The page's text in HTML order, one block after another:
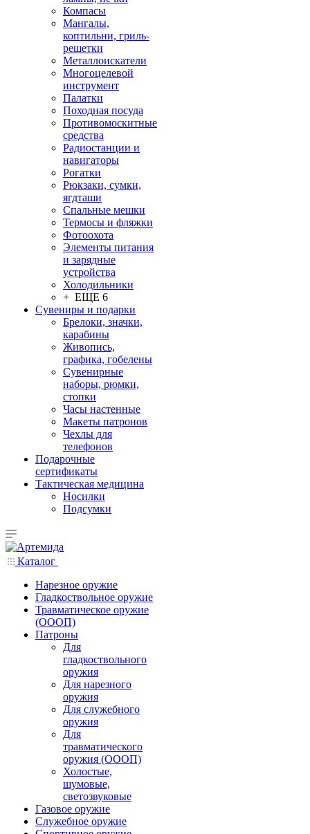
Компасы
Мангалы,
коптильни, гриль-
решетки
Металлоискатели
Многоцелевой
инструмент
Палатки
Походная посуда
Противомоскитные
средства
Радиостанции и
навигаторы
Рогатки
Рюкзаки, сумки,
ягдташи
Спальные мешки
Термосы и фляжки
Фотоохота
Элементы питания
и зарядные
устройства
Холодильники
+ ЕЩЕ 6
Сувениры и подарки
Брелоки, значки,
карабины
Живопись,
графика, гобелены
Сувенирные
наборы, рюмки,
стопки
Часы настенные
Макеты патронов
Чехлы для
телефонов
Подарочные
сертификаты
Тактическая медицина
Носилки
Подсумки
Каталог
Нарезное оружие
Гладкоствольное оружие
Травматическое оружие
(ОООП)
Патроны
Для
гладкоствольного
оружия
Для нарезного
оружия
Для служебного
оружия
Для
травматического
оружия (ОООП)
Холостые,
шумовые,
светозвуковые
Газовое оружие
Служебное оружие